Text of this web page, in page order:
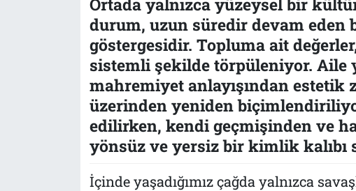
durum, uzun süredir devam
göstergesidir. Topluma ait
sistemli şekilde törpüleniyor. Aile
mahremiyet anlayışından estetik
üzerinden yeniden
edilirken, kendi geçmişinden ve
yönsüz ve yersiz bir kimlik kalıbı
İçinde yaşadığımız çağda yalnızca